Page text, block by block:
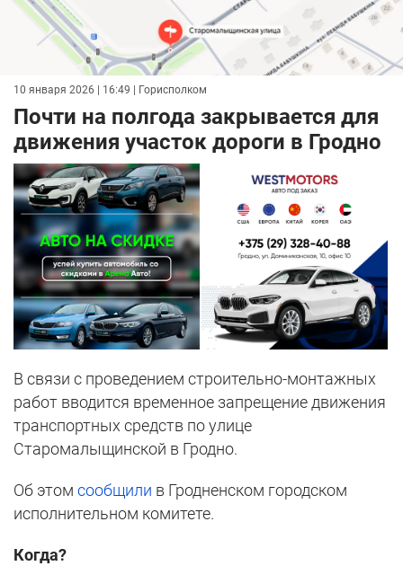
10 января 2026 | 16:49 | Горисполком
Почти на полгода закрывается для
движения участок дороги в Гродно
В связи с проведением строительно-монтажных
работ вводится временное запрещение движения
транспортных средств по улице
Старомалыщинской в Гродно.
Об этом сообщили в Гродненском городском
исполнительном комитете.
Когда?